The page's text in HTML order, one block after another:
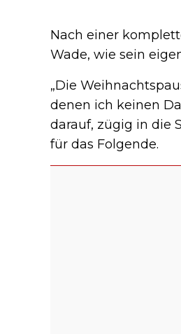
Nach einer
Wade, wie sein
„Die
denen ich keinen
darauf, zügig in die
für das Folgende.